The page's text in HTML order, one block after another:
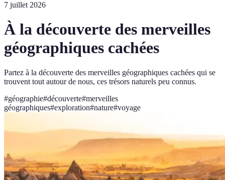
7 juillet 2026
À la découverte des merveilles
géographiques cachées
Partez à la découverte des merveilles géographiques cachées qui se
trouvent tout autour de nous, ces trésors naturels peu connus.
#géographie#découverte#merveilles
géographiques#exploration#nature#voyage